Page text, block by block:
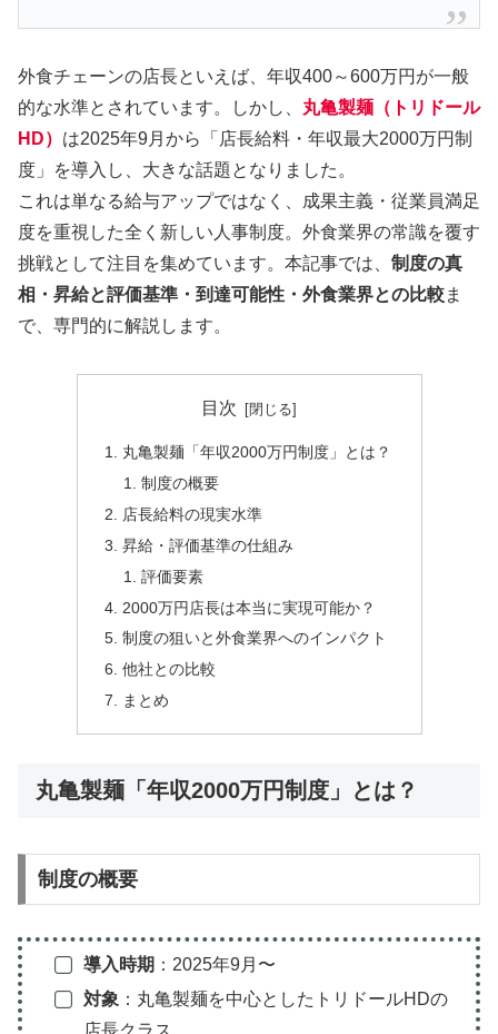
外食チェーンの店長といえば、年収400～600万円が一般
的な水準とされています。しかし、 丸亀製麺（トリドール
HD） は2025年9月から「店長給料・年収最大2000万円制
度」を導入し、大きな話題となりました。
これは単なる給与アップではなく、成果主義・従業員満足
度を重視した全く新しい人事制度。外食業界の常識を覆す
挑戦として注目を集めています。本記事では、 制度の真
相・昇給と評価基準・到達可能性・外食業界との比較ま
で、専門的に解説します。
目次
丸亀製麺「年収2000万円制度」とは？
制度の概要
店長給料の現実水準
昇給・評価基準の仕組み
評価要素
2000万円店長は本当に実現可能か？
制度の狙いと外食業界へのインパクト
他社との比較
まとめ
丸亀製麺「年収2000万円制度」とは？
制度の概要
導入時期 ：2025年9月〜
対象 ：丸亀製麺を中心としたトリドールHDの